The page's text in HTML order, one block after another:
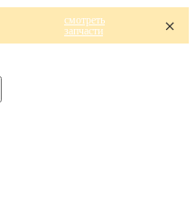
смотреть
запчасти